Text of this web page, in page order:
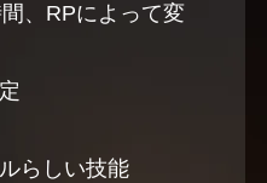
、RPによって変
らしい技能